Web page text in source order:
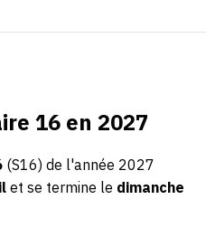
16 en 2027
(S16) de l'année 2027
et se termine le dimanche